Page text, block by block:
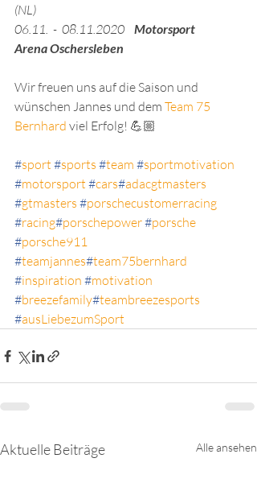
(NL)
06.11.  -  08.11.2020 Motorsport
Arena Oschersleben
Wir freuen uns auf die Saison und
wünschen Jannes und dem Team 75
Bernhard viel Erfolg! 💪🏼
#sport #sports #team #sportmotivation
#motorsport #cars#adacgtmasters
#gtmasters #porschecustomerracing
#racing#porschepower#porsche
#porsche911
#teamjannes#team75bernhard
#inspiration #motivation
#breezefamily#teambreezesports
#ausLiebezumSport
Aktuelle Beiträge Alle ansehen